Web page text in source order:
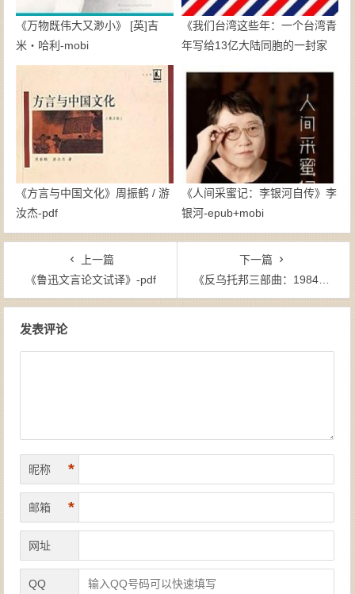
《万物既伟大又渺小》 [英]吉
米・哈利-mobi
《我们台湾这些年：一个台湾青
年写给13亿大陆同胞的一封家
《方言与中国文化》周振鹤 / 游
汝杰-pdf
《人间采蜜记：李银河自传》李
银河-epub+mobi
上一篇
《鲁迅文言论文试译》-pdf
下一篇
《反乌托邦三部曲：1984+美妙的新世界+我们》-epub
发表评论
昵称 *
邮箱 *
网址
QQ